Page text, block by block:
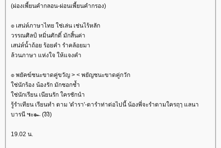
(ผ่องเพี้ยนคำกลอน-ผ่อนเพี้ยนคำกรอง)
๏ เสน่ห์ภาษาไทย ใช่เล่น เช่นไร้หลัก
วรรณศิลป์ หมิ่นศักดิ์ มักสิ้นค่า
เสน่ห์น้ำถ้อย ร้อยคำ รำคล้อยมา
ล้วนภาษา แห่งใจ ให้แจงคำ
๏ พยัคฆ์ชนะขาดคู่ขวัญ > < พยัญชนะขาดคู่กวัก
ช่นักร้อง น้องรัก มักชอกช้ำ
ช่นักเรียน เนียนรัก ใครชักนำ
รู้รำเทียน เรียนทำ ตาม 'ตำรา'-ตารำท่าต่อไปนี้ น้องพี่จะรำตามใครฤๅ แลนา
บารนี ๚ะ๛ (งิงิ)
19.02 น.